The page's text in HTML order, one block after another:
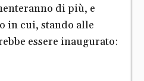
di più, e
in cui, stando alle
essere inaugurato: